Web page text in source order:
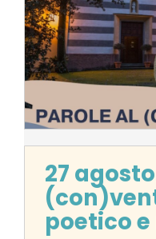
27
poetico